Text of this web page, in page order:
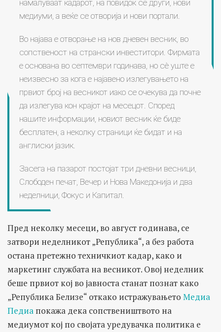
намалуваат кадарот, на повидок се други, нови
медиуми, а веќе се отворија и нови портали.
Во најава е отворање на нов дневен весник, во
сопственост на странски инвеститори. Фирмата
е основана во септември годинава, но сè уште е
неизвесно за кога е најавено излегувањето на
првиот број на весникот иако се очекува да почне
да излегува кон крајот на месецот. Според
нашите информации, новиот весник ќе биде
бесплатен, а неколку страници ќе бидат и на
англиски јазик.
Засега на пазарот постојат три дневни весници,
Слободен печат, Вечер и Нова Македонија и два
неделници, Фокус и Капитал.
Пред неколку месеци, во август годинава, се
затвори неделникот „Република“, а без работа
остана претежно техничкиот кадар, како и
маркетинг службата на весникот. Овој неделник
беше првиот кој во јавноста станат познат како
„Република Белизе“ откако истражувањето Медиа
Педиа покажа дека сопствеништвото на
медиумот кој по својата уредувачка политика е